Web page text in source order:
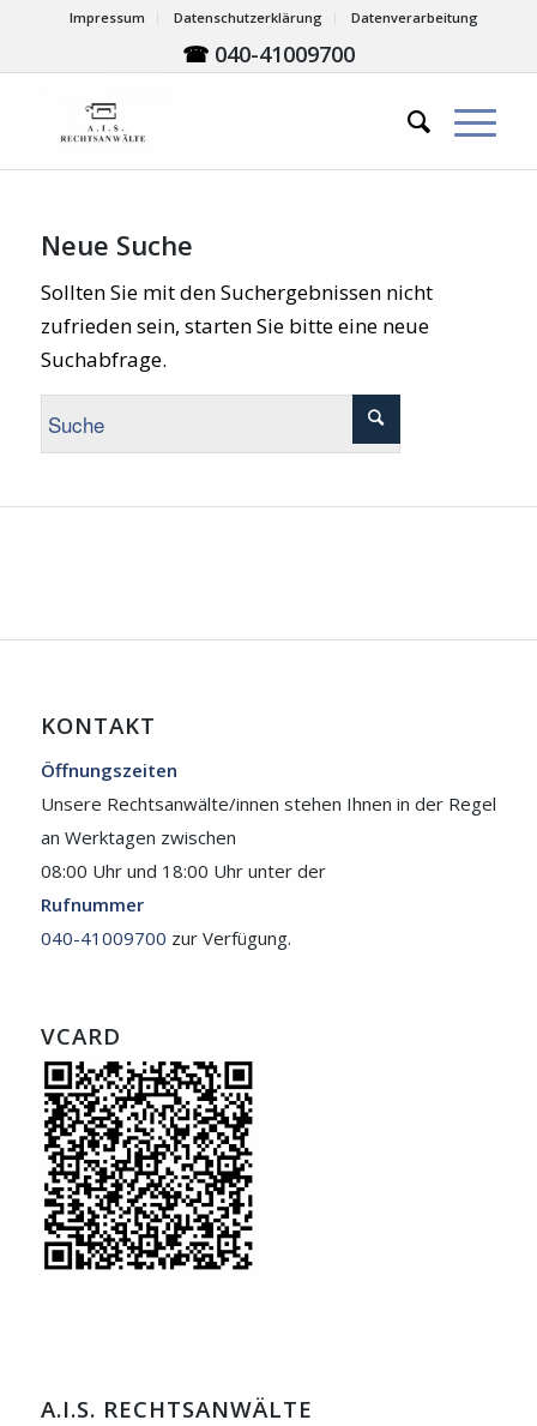
Impressum Datenschutzerklärung Datenverarbeitung
☎ 040-41009700
Neue Suche
Sollten Sie mit den Suchergebnissen nicht
zufrieden sein, starten Sie bitte eine neue
Suchabfrage.
KONTAKT
Öffnungszeiten
Unsere Rechtsanwälte/innen stehen Ihnen in der Regel
an Werktagen zwischen
08:00 Uhr und 18:00 Uhr unter der
Rufnummer
040-41009700 zur Verfügung.
VCARD
A.I.S. RECHTSANWÄLTE